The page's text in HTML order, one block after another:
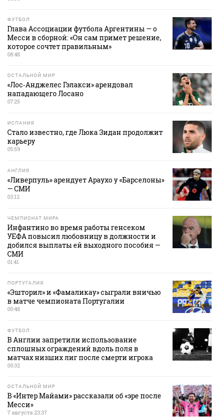
ФУТБОЛ
Глава Ассоциации футбола Аргентины — о
Месси в сборной: «Он сам примет решение,
которое сочтет правильным»
08:48
ОСТАЛЬНОЙ МИР
«Лос‑Анджелес Гэлакси» арендовал
нападающего Лосано
07:25
ИСПАНИЯ
Стало известно, где Люка Зидан продолжит
карьеру
05:59
АНГЛИЯ
«Ливерпуль» арендует Араухо у «Барселоны»
— СМИ
03:12
ЧЕМПИОНАТ МИРА
Инфантино во время работы генсеком
УЕФА повысил любовницу в должности и
добился выплаты ей выходного пособия —
СМИ
01:41
ПОРТУГАЛИЯ
«Эшторил» и «Фамаликау» сыграли вничью
в матче чемпионата Португалии
00:48
ФУТБОЛ
В Англии запретили использование
сплошных ограждений вдоль поля в
матчах низших лиг после смерти игрока
00:32
ОСТАЛЬНОЙ МИР
В «Интер Майами» рассказали об «эре после
Месси»
7 августа 23:37